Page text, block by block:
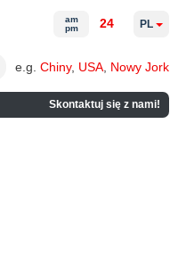
e.g. Chiny, USA Nowy Jork
Skontaktuj się z nami!
am
pm
24 PL